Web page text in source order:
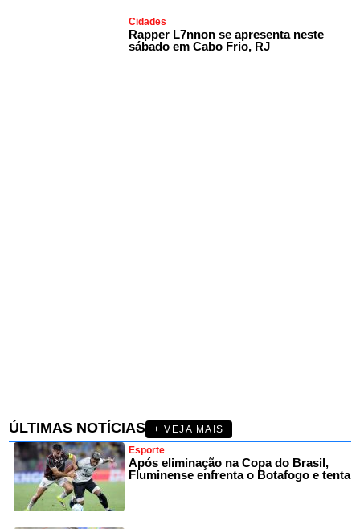
Cidades
Rapper L7nnon se apresenta neste
sábado em Cabo Frio, RJ
ÚLTIMAS NOTÍCIAS
+ VEJA MAIS
Esporte
Após eliminação na Copa do Brasil,
Fluminense enfrenta o Botafogo e tenta